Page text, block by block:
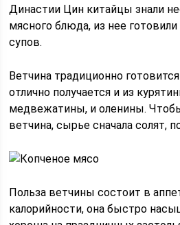
Династии Цин китайцы знали
мясного блюда, из нее
супов.
Ветчина традиционно
отлично получается и из
медвежатины, и оленины.
ветчина, сырье сначала солят,
Польза ветчины состоит в
калорийности, она быстро